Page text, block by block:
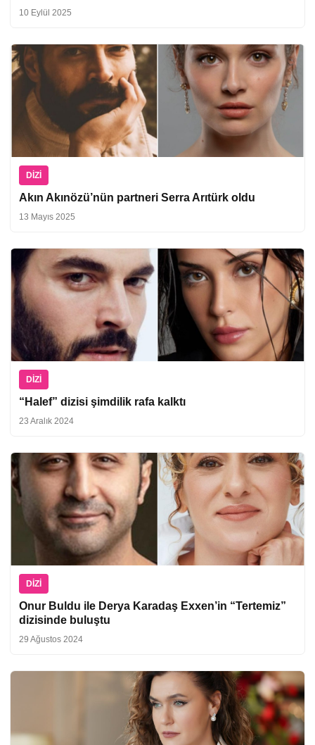
10 Eylül 2025
DIZI
Akın Akınözü’nün partneri Serra Arıtürk oldu
13 Mayıs 2025
DIZI
“Halef” dizisi şimdilik rafa kalktı
23 Aralık 2024
DIZI
Onur Buldu ile Derya Karadaş Exxen’in “Tertemiz”
dizisinde buluştu
29 Ağustos 2024